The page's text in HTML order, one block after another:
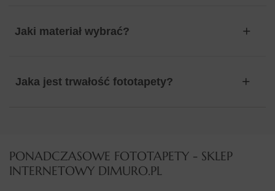
Jaki materiał wybrać?
Jaka jest trwałość fototapety?
PONADCZASOWE FOTOTAPETY - SKLEP
INTERNETOWY DIMURO.PL​